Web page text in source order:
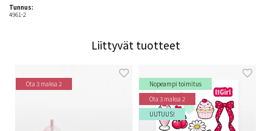
Tunnus:
4961-2
Liittyvät tuotteet
Ota 3 maksa 2
Nopeampi toimitus
Ota 3 maksa 2
UUTUUS!